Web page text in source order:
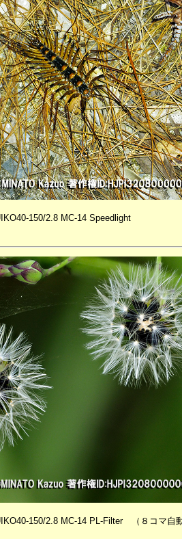
150/2.8 MC-14 Speedlight
150/2.8 MC-14 PL-Filter （８コマ自